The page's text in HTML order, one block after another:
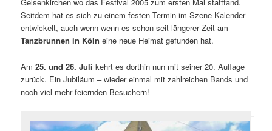
Gelsenkirchen wo das Festival 2005 zum ersten Mal stattfand.
Seitdem hat es sich zu einem festen Termin im Szene-Kalender
entwickelt, auch wenn wenn es schon seit längerer Zeit am
Tanzbrunnen in Köln eine neue Heimat gefunden hat.
Am25. und 26. Juli kehrt es dorthin nun mit seiner 20. Auflage
zurück. Ein Jubiläum – wieder einmal mit zahlreichen Bands und
noch viel mehr feiernden Besuchern!